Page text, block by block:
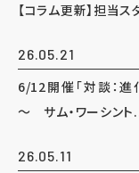
【コラム更新】担当
26.05.21
6/12開催「対談：
～ サム・ワーシント
26.05.11